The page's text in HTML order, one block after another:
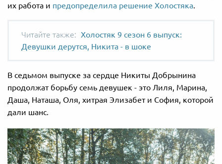
их работа и предопределила решение Холостяка.
Холостяк 9 сезон 6 выпуск:
Девушки дерутся, Никита - в шоке
В седьмом выпуске за сердце Никиты Добрынина
продолжат борьбу семь девушек - это Лиля, Марина,
Даша, Наташа, Оля, хитрая Элизабет и София, которой
дали шанс.